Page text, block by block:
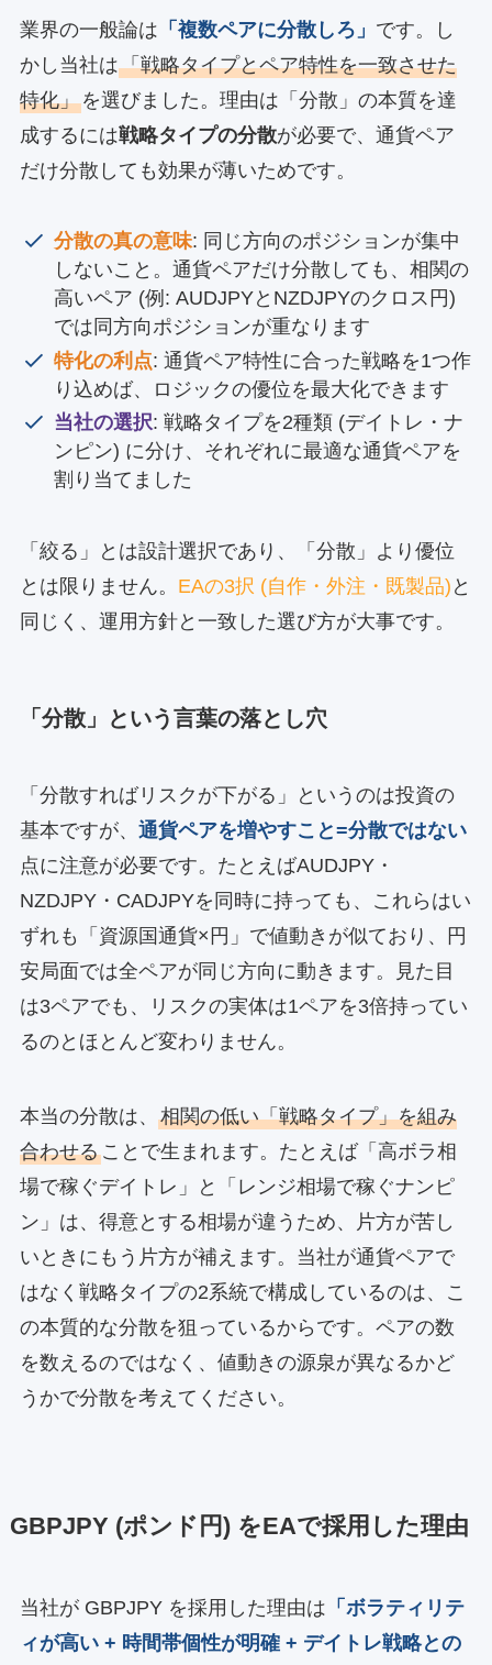
業界の一般論は 「複数ペアに分散しろ」 です。し
かし当社は「戦略タイプとペア特性を一致させた
特化」を選びました。理由は「分散」の本質を達
成するには戦略タイプの分散が必要で、通貨ペア
だけ分散しても効果が薄いためです。
分散の真の意味: 同じ方向のポジションが集中
しないこと。通貨ペアだけ分散しても、相関の
高いペア (例: AUDJPYとNZDJPYのクロス円)
では同方向ポジションが重なります
特化の利点: 通貨ペア特性に合った戦略を1つ作
り込めば、ロジックの優位を最大化できます
当社の選択: 戦略タイプを2種類 (デイトレ・ナ
ンピン) に分け、それぞれに最適な通貨ペアを
割り当てました
「絞る」とは設計選択であり、「分散」より優位
とは限りません。 EAの3択 (自作・外注・既製品) と
同じく、運用方針と一致した選び方が大事です。
「分散」という言葉の落とし穴
「分散すればリスクが下がる」というのは投資の
基本ですが、 通貨ペアを増やすこと=分散ではない
点に注意が必要です。たとえばAUDJPY・
NZDJPY・CADJPYを同時に持っても、これらはい
ずれも「資源国通貨×円」で値動きが似ており、円
安局面では全ペアが同じ方向に動きます。見た目
は3ペアでも、リスクの実体は1ペアを3倍持ってい
るのとほとんど変わりません。
本当の分散は、 相関の低い「戦略タイプ」を組み
合わせることで生まれます。たとえば「高ボラ相
場で稼ぐデイトレ」と「レンジ相場で稼ぐナンピ
ン」は、得意とする相場が違うため、片方が苦し
いときにもう片方が補えます。当社が通貨ペアで
はなく戦略タイプの2系統で構成しているのは、こ
の本質的な分散を狙っているからです。ペアの数
を数えるのではなく、値動きの源泉が異なるかど
うかで分散を考えてください。
GBPJPY (ポンド円) をEAで採用した理由
当社が GBPJPY を採用した理由は 「ボラティリテ
ィが高い + 時間帯個性が明確 + デイトレ戦略との